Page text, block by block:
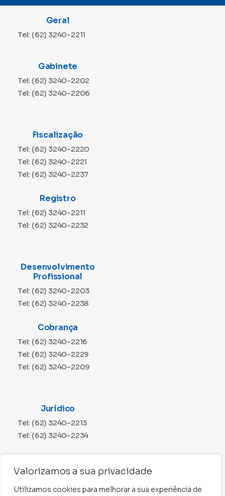
Valorizamos a sua privacidade
Utilizamos cookies para melhorar a sua experiência de
Geral
Tel: (62) 3240-2211
Gabinete
Tel: (62) 3240-2202
Tel: (62) 3240-2206
Fiscalização
Tel: (62) 3240-2220
Tel: (62) 3240-2221
Tel: (62) 3240-2237
Registro
Tel: (62) 3240-2211
Tel: (62) 3240-2232
Desenvolvimento
Profissional
Tel: (62) 3240-2203
Tel: (62) 3240-2238
Cobrança
Tel: (62) 3240-2216
Tel: (62) 3240-2229
Tel: (62) 3240-2209
Jurídico
Tel: (62) 3240-2213
Tel: (62) 3240-2234
Tel: (62) 3240-2230